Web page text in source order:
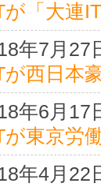
が「大連
年7月27
が西日本
年6月17
が東京労
年4月22